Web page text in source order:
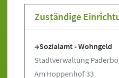
Zuständige
Sozialamt - Wohngeld
Stadtverwaltung
Am Hoppenhof 33